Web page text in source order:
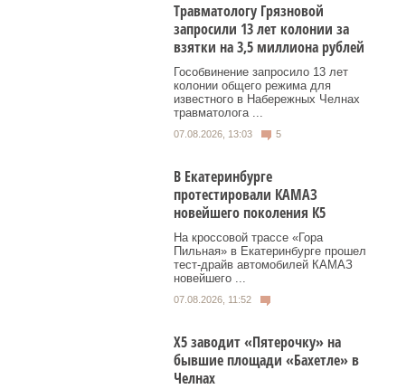
Травматологу Грязновой
запросили 13 лет колонии за
взятки на 3,5 миллиона рублей
Гособвинение запросило 13 лет
колонии общего режима для
известного в Набережных Челнах
травматолога ...
07.08.2026, 13:03 5
В Екатеринбурге
протестировали КАМАЗ
новейшего поколения К5
На кроссовой трассе «Гора
Пильная» в Екатеринбурге прошел
тест-драйв автомобилей КАМАЗ
новейшего ...
07.08.2026, 11:52
Х5 заводит «Пятерочку» на
бывшие площади «Бахетле» в
Челнах